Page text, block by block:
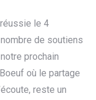
le 4
de soutiens
prochain
où le partage
reste un